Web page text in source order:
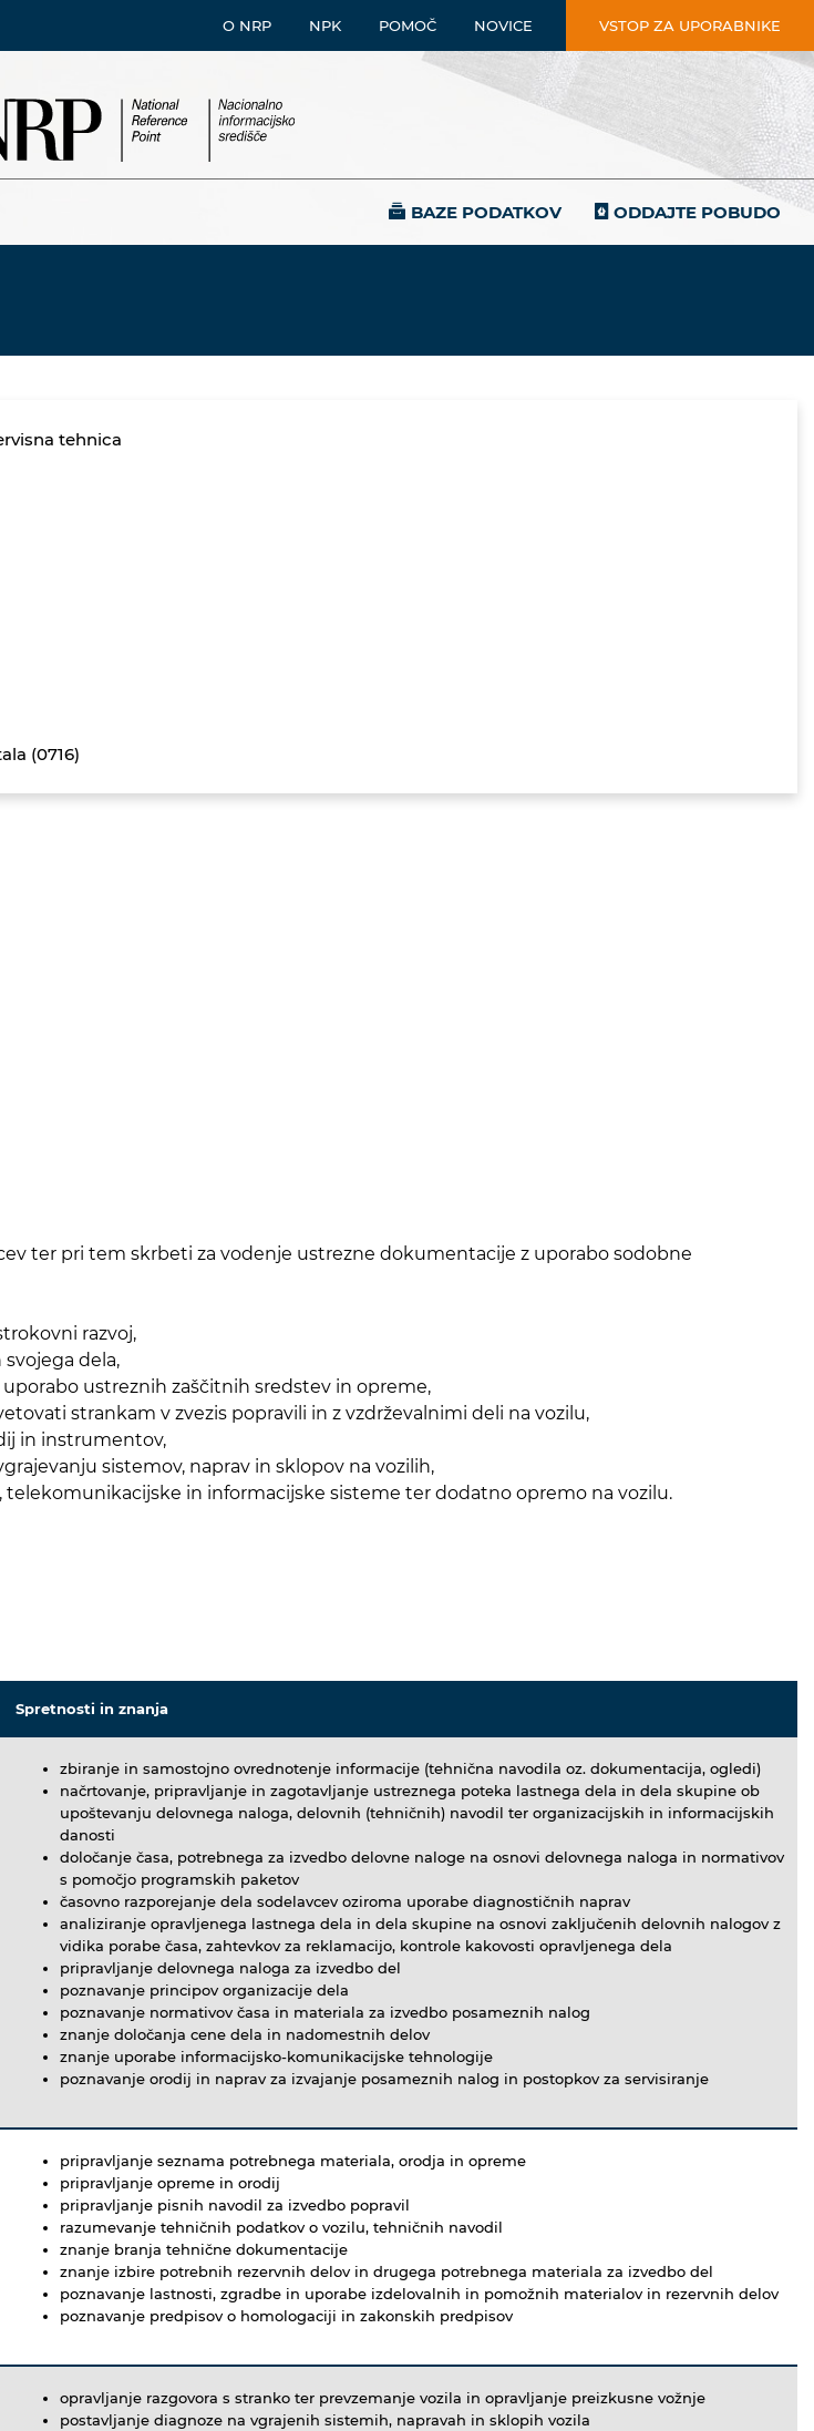
O NRP NPK POMOČ NOVICE VSTOP ZA UPORABNIKE
BAZE PODATKOV ODDAJTE POBUDO
tehnica
(0716)
ter pri tem skrbeti za vodenje ustrezne dokumentacije z uporabo sodobne
razvoj,
dela,
ustreznih zaščitnih sredstev in opreme,
strankam v zvezis popravili in z vzdrževalnimi deli na vozilu,
in instrumentov,
sistemov, naprav in sklopov na vozilih,
in informacijske sisteme ter dodatno opremo na vozilu.
Spretnosti in znanja
zbiranje in samostojno ovrednotenje informacije (tehnična navodila oz. dokumentacija, ogledi)
načrtovanje, pripravljanje in zagotavljanje ustreznega poteka lastnega dela in dela skupine ob
upoštevanju delovnega naloga, delovnih (tehničnih) navodil ter organizacijskih in informacijskih
danosti
določanje časa, potrebnega za izvedbo delovne naloge na osnovi delovnega naloga in normativov
s pomočjo programskih paketov
časovno razporejanje dela sodelavcev oziroma uporabe diagnostičnih naprav
analiziranje opravljenega lastnega dela in dela skupine na osnovi zaključenih delovnih nalogov z
vidika porabe časa, zahtevkov za reklamacijo, kontrole kakovosti opravljenega dela
pripravljanje delovnega naloga za izvedbo del
poznavanje principov organizacije dela
poznavanje normativov časa in materiala za izvedbo posameznih nalog
znanje določanja cene dela in nadomestnih delov
znanje uporabe informacijsko-komunikacijske tehnologije
poznavanje orodij in naprav za izvajanje posameznih nalog in postopkov za servisiranje
pripravljanje seznama potrebnega materiala, orodja in opreme
pripravljanje opreme in orodij
pripravljanje pisnih navodil za izvedbo popravil
razumevanje tehničnih podatkov o vozilu, tehničnih navodil
znanje branja tehnične dokumentacije
znanje izbire potrebnih rezervnih delov in drugega potrebnega materiala za izvedbo del
poznavanje lastnosti, zgradbe in uporabe izdelovalnih in pomožnih materialov in rezervnih delov
poznavanje predpisov o homologaciji in zakonskih predpisov
opravljanje razgovora s stranko ter prevzemanje vozila in opravljanje preizkusne vožnje
postavljanje diagnoze na vgrajenih sistemih, napravah in sklopih vozila